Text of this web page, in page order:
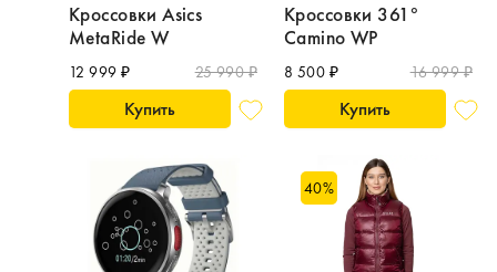
Кроссовки Asics
MetaRide W
12 999 ₽ 25 990 ₽
Купить
Кроссовки 361°
Camino WP
8 500 ₽ 16 999 ₽
Купить
40%